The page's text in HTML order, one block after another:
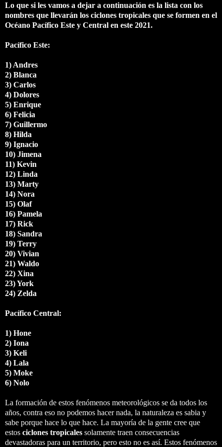
Lo que si les vamos a dejar a continuación es la lista con los
nombres que llevarán los ciclones tropicales que se formen en el
Océano Pacífico Este y Central en este 2021.
Pacífico Este:
1) Andres
2) Blanca
3) Carlos
4) Dolores
5) Enrique
6) Felicia
7) Guillermo
8) Hilda
9) Ignacio
10) Jimena
11) Kevin
12) Linda
13) Marty
14) Nora
15) Olaf
16) Pamela
17) Rick
18) Sandra
19) Terry
20) Vivian
21) Waldo
22) Xina
23) York
24) Zelda
Pacífico Central:
1) Hone
2) Iona
3) Keli
4) Lala
5) Moke
6) Nolo
La formación de estos fenómenos meteorológicos se da todos los
años, contra eso no podemos hacer nada, la naturaleza es sabia y
sabe porque hace lo que hace. La mayoría de la gente cree que
estos ciclones tropicales solamente traen consecuencias
devastadoras para un territorio, pero esto no es así. Estos fenómenos